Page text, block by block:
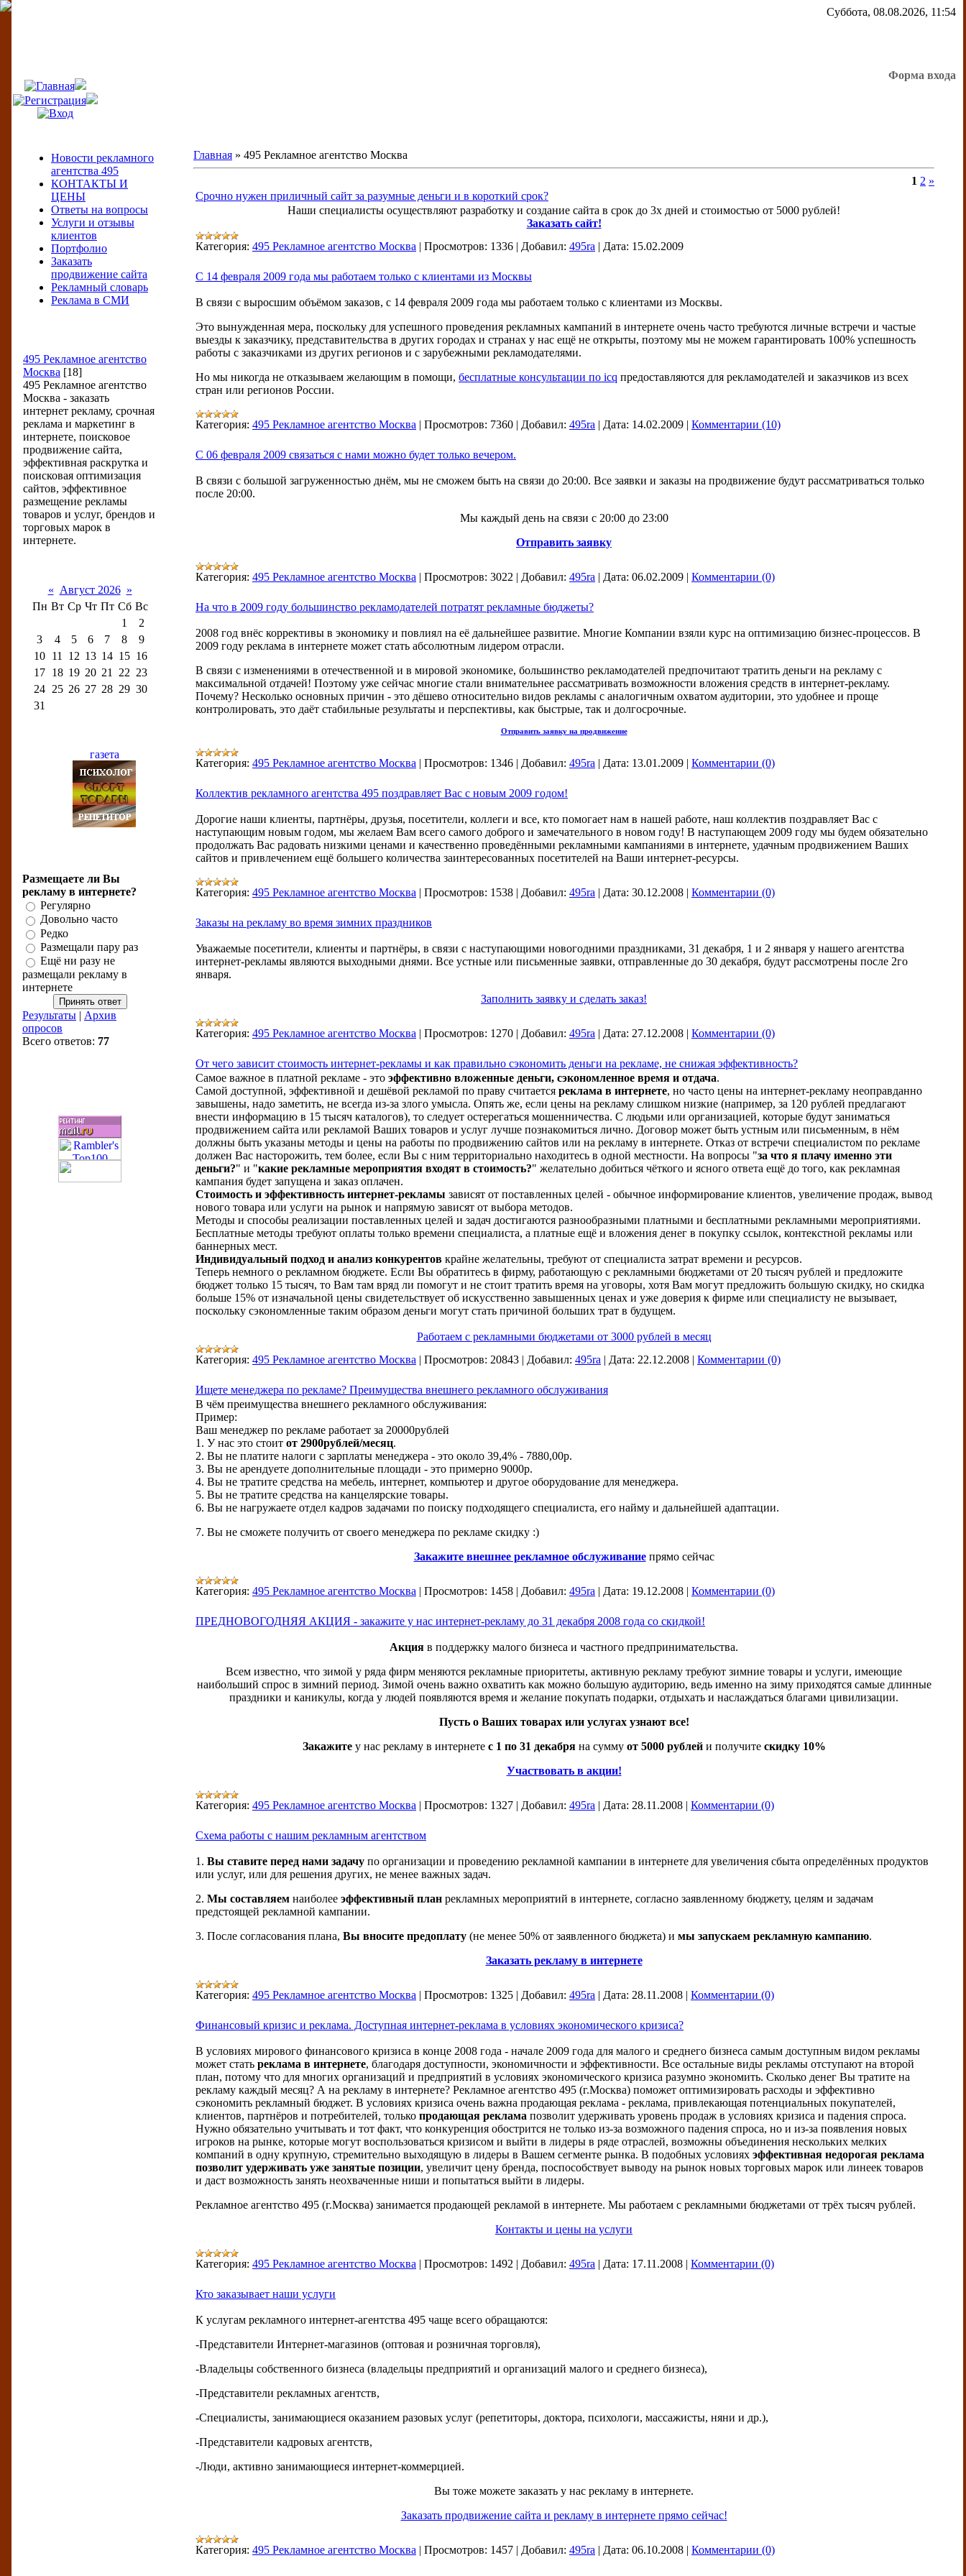
Суббота, 08.08.2026, 11:54
Форма входа
Новости рекламного
агентства 495
КОНТАКТЫ И
ЦЕНЫ
Ответы на вопросы
Услуги и отзывы
клиентов
Портфолио
Заказать
продвижение сайта
Рекламный словарь
Реклама в СМИ
495 Рекламное агентство
Москва [18]
495 Рекламное агентство
Москва - заказать
интернет рекламу, срочная
реклама и маркетинг в
интернете, поисковое
продвижение сайта,
эффективная раскрутка и
поисковая оптимизация
сайтов, эффективное
размещение рекламы
товаров и услуг, брендов и
торговых марок в
интернете.
« Август 2026 »
Пн Вт Ср Чт Пт Сб Вс
1
2
3
4 5 6 7 8
9
10 11 12 13 14 15 16
17 18 19 20 21 22 23
24 25 26 27 28 29 30
31
Размещаете ли Вы
рекламу в интернете?
Регулярно
Довольно часто
Редко
Размещали пару раз
Ещё ни разу не
размещали рекламу в
интернете
Результаты | Архив
опросов
Всего ответов: 77
Главная » 495 Рекламное агентство Москва
1 2 »
Срочно нужен приличный сайт за разумные деньги и в короткий срок?
Наши специалисты осуществляют разработку и создание сайта в срок до 3х дней и стоимостью от 5000 рублей!
Заказать сайт!
Категория: 495 Рекламное агентство Москва | Просмотров: 1336 | Добавил: 495ra | Дата: 15.02.2009
С 14 февраля 2009 года мы работаем только с клиентами из Москвы
В связи с выросшим объёмом заказов, с 14 февраля 2009 года мы работаем только с клиентами из Москвы.
Это вынужденная мера, поскольку для успешного проведения рекламных кампаний в интернете очень часто требуются личные встречи и частые
выезды к заказчику, представительства в других городах и странах у нас ещё не открыты, поэтому мы не можем гарантировать 100% успешность
работы с заказчиками из других регионов и с зарубежными рекламодателями.
Но мы никогда не отказываем желающим в помощи, бесплатные консультации по icq предоставляются для рекламодателей и заказчиков из всех
стран или регионов России.
Категория: 495 Рекламное агентство Москва | Просмотров: 7360 | Добавил: 495ra | Дата: 14.02.2009 | Комментарии (10)
С 06 февраля 2009 связаться с нами можно будет только вечером.
В связи с большой загруженностью днём, мы не сможем быть на связи до 20:00. Все заявки и заказы на продвижение будут рассматриваться только
после 20:00.
Мы каждый день на связи с 20:00 до 23:00
Отправить заявку
Категория: 495 Рекламное агентство Москва | Просмотров: 3022 | Добавил: 495ra | Дата: 06.02.2009 | Комментарии (0)
На что в 2009 году большинство рекламодателей потратят рекламные бюджеты?
2008 год внёс коррективы в экономику и повлиял на её дальнейшее развитие. Многие Компании взяли курс на оптимизацию бизнес-процессов. В
2009 году реклама в интернете может стать абсолютным лидером отрасли.
В связи с изменениями в отечественной и в мировой экономике, большинство рекламодателей предпочитают тратить деньги на рекламу с
максимальной отдачей! Поэтому уже сейчас многие стали внимательнее рассматривать возможности вложения средств в интернет-рекламу.
Почему? Несколько основных причин - это дёшево относительно видов рекламы с аналогичным охватом аудитории, это удобнее и проще
контролировать, это даёт стабильные результаты и перспективы, как быстрые, так и долгосрочные.
Отправить заявку на продвижение
Категория: 495 Рекламное агентство Москва | Просмотров: 1346 | Добавил: 495ra | Дата: 13.01.2009 | Комментарии (0)
Коллектив рекламного агентства 495 поздравляет Вас с новым 2009 годом!
Дорогие наши клиенты, партнёры, друзья, посетители, коллеги и все, кто помогает нам в нашей работе, наш коллектив поздравляет Вас с
наступающим новым годом, мы желаем Вам всего самого доброго и замечательного в новом году! В наступающем 2009 году мы будем обязательно
продолжать Вас радовать низкими ценами и качественно проведёнными рекламными кампаниями в интернете, удачным продвижением Ваших
сайтов и привлечением ещё большего количества заинтересованных посетителей на Ваши интернет-ресурсы.
Категория: 495 Рекламное агентство Москва | Просмотров: 1538 | Добавил: 495ra | Дата: 30.12.2008 | Комментарии (0)
Заказы на рекламу во время зимних праздников
Уважаемые посетители, клиенты и партнёры, в связи с наступающими новогодними праздниками, 31 декабря, 1 и 2 января у нашего агентства
интернет-рекламы являются выходными днями. Все устные или письменные заявки, отправленные до 30 декабря, будут рассмотрены после 2го
января.
Заполнить заявку и сделать заказ!
Категория: 495 Рекламное агентство Москва | Просмотров: 1270 | Добавил: 495ra | Дата: 27.12.2008 | Комментарии (0)
От чего зависит стоимость интернет-рекламы и как правильно сэкономить деньги на рекламе, не снижая эффективность?
Самое важное в платной рекламе - это эффективно вложенные деньги, сэкономленное время и отдача.
Самой доступной, эффективной и дешёвой рекламой по праву считается реклама в интернете, но часто цены на интернет-рекламу неоправданно
завышены, надо заметить, не всегда из-за злого умысла. Опять же, если цены на рекламу слишком низкие (например, за 120 рублей предлагают
внести информацию в 15 тысяч каталогов), то следует остерегаться мошенничества. С людьми или организацией, которые будут заниматься
продвижением сайта или рекламой Ваших товаров и услуг лучше познакомиться лично. Договор может быть устным или письменным, в нём
должны быть указаны методы и цены на работы по продвижению сайтов или на рекламу в интернете. Отказ от встречи специалистом по рекламе
должен Вас насторожить, тем более, если Вы с ним территориально находитесь в одной местности. На вопросы "за что я плачу именно эти
деньги?" и "какие рекламные мероприятия входят в стоимость?" желательно добиться чёткого и ясного ответа ещё до того, как рекламная
кампания будет запущена и заказ оплачен.
Стоимость и эффективность интернет-рекламы зависят от поставленных целей - обычное информирование клиентов, увеличение продаж, вывод
нового товара или услуги на рынок и напрямую зависят от выбора методов.
Методы и способы реализации поставленных целей и задач достигаются разнообразными платными и бесплатными рекламными мероприятиями.
Бесплатные методы требуют оплаты только времени специалиста, а платные ещё и вложения денег в покупку ссылок, контекстной рекламы или
баннерных мест.
Индивидуальный подход и анализ конкурентов крайне желательны, требуют от специалиста затрат времени и ресурсов.
Теперь немного о рекламном бюджете. Если Вы обратитесь в фирму, работающую с рекламными бюджетами от 20 тысяч рублей и предложите
бюджет только 15 тысяч, то Вам там вряд ли помогут и не стоит тратить время на уговоры, хотя Вам могут предложить большую скидку, но скидка
больше 15% от изначальной цены свидетельствует об искусственно завышенных ценах и уже доверия к фирме или специалисту не вызывает,
поскольку сэкономленные таким образом деньги могут стать причиной больших трат в будущем.
Работаем с рекламными бюджетами от 3000 рублей в месяц
Категория: 495 Рекламное агентство Москва | Просмотров: 20843 | Добавил: 495ra | Дата: 22.12.2008 | Комментарии (0)
Ищете менеджера по рекламе? Преимущества внешнего рекламного обслуживания
В чём преимущества внешнего рекламного обслуживания:
Пример:
Ваш менеджер по рекламе работает за 20000рублей
1. У нас это стоит от 2900рублей/месяц.
2. Вы не платите налоги с зарплаты менеджера - это около 39,4% - 7880,00р.
3. Вы не арендуете дополнительные площади - это примерно 9000р.
4. Вы не тратите средства на мебель, интернет, компьютер и другое оборудование для менеджера.
5. Вы не тратите средства на канцелярские товары.
6. Вы не нагружаете отдел кадров задачами по поиску подходящего специалиста, его найму и дальнейшей адаптации.
7. Вы не сможете получить от своего менеджера по рекламе скидку :)
Закажите внешнее рекламное обслуживаниепрямо сейчас
Категория: 495 Рекламное агентство Москва | Просмотров: 1458 | Добавил: 495ra | Дата: 19.12.2008 | Комментарии (0)
ПРЕДНОВОГОДНЯЯ АКЦИЯ - закажите у нас интернет-рекламу до 31 декабря 2008 года со скидкой!
Акция в поддержку малого бизнеса и частного предпринимательства.
Всем известно, что зимой у ряда фирм меняются рекламные приоритеты, активную рекламу требуют зимние товары и услуги, имеющие
наибольший спрос в зимний период. Зимой очень важно охватить как можно большую аудиторию, ведь именно на зиму приходятся самые длинные
праздники и каникулы, когда у людей появляются время и желание покупать подарки, отдыхать и наслаждаться благами цивилизации.
Пусть о Ваших товарах или услугах узнают все!
Закажитеу нас рекламу в интернете с 1 по 31 декабряна сумму от 5000 рублейи получите скидку 10%
Участвовать в акции!
Категория: 495 Рекламное агентство Москва | Просмотров: 1327 | Добавил: 495ra | Дата: 28.11.2008 | Комментарии (0)
Схема работы с нашим рекламным агентством
1. Вы ставите перед нами задачу по организации и проведению рекламной кампании в интернете для увеличения сбыта определённых продуктов
или услуг, или для решения других, не менее важных задач.
2. Мы составляем наиболее эффективный план рекламных мероприятий в интернете, согласно заявленному бюджету, целям и задачам
предстоящей рекламной кампании.
3. После согласования плана, Вы вносите предоплату (не менее 50% от заявленного бюджета) и мы запускаем рекламную кампанию.
Заказать рекламу в интернете
Категория: 495 Рекламное агентство Москва | Просмотров: 1325 | Добавил: 495ra | Дата: 28.11.2008 | Комментарии (0)
Финансовый кризис и реклама. Доступная интернет-реклама в условиях экономического кризиса?
В условиях мирового финансового кризиса в конце 2008 года - начале 2009 года для малого и среднего бизнеса самым доступным видом рекламы
может стать реклама в интернете, благодаря доступности, экономичности и эффективности. Все остальные виды рекламы отступают на второй
план, потому что для многих организаций и предприятий в условиях экономического кризиса разумно экономить. Сколько денег Вы тратите на
рекламу каждый месяц? А на рекламу в интернете? Рекламное агентство 495 (г.Москва) поможет оптимизировать расходы и эффективно
сэкономить рекламный бюджет. В условиях кризиса очень важна продающая реклама - реклама, привлекающая потенциальных покупателей,
клиентов, партнёров и потребителей, только продающая реклама позволит удерживать уровень продаж в условиях кризиса и падения спроса.
Нужно обязательно учитывать и тот факт, что конкуренция обострится не только из-за возможного падения спроса, но и из-за появления новых
игроков на рынке, которые могут воспользоваться кризисом и выйти в лидеры в ряде отраслей, возможны объединения нескольких мелких
компаний в одну крупную, стремительно выходящую в лидеры в Вашем сегменте рынка. В подобных условиях эффективная недорогая реклама
позволит удерживать уже занятые позиции, увеличит цену бренда, поспособствует выводу на рынок новых торговых марок или линеек товаров
и даст возможность занять неохваченные ниши и попытаться выйти в лидеры.
Рекламное агентство 495 (г.Москва) занимается продающей рекламой в интернете. Мы работаем с рекламными бюджетами от трёх тысяч рублей.
Контакты и цены на услуги
Категория: 495 Рекламное агентство Москва | Просмотров: 1492 | Добавил: 495ra | Дата: 17.11.2008 | Комментарии (0)
Кто заказывает наши услуги
К услугам рекламного интернет-агентства 495 чаще всего обращаются:
-Представители Интернет-магазинов (оптовая и розничная торговля),
-Владельцы собственного бизнеса (владельцы предприятий и организаций малого и среднего бизнеса),
-Представители рекламных агентств,
-Специалисты, занимающиеся оказанием разовых услуг (репетиторы, доктора, психологи, массажисты, няни и др.),
-Представители кадровых агентств,
-Люди, активно занимающиеся интернет-коммерцией.
Вы тоже можете заказать у нас рекламу в интернете.
Заказать продвижение сайта и рекламу в интернете прямо сейчас!
Категория: 495 Рекламное агентство Москва | Просмотров: 1457 | Добавил: 495ra | Дата: 06.10.2008 | Комментарии (0)